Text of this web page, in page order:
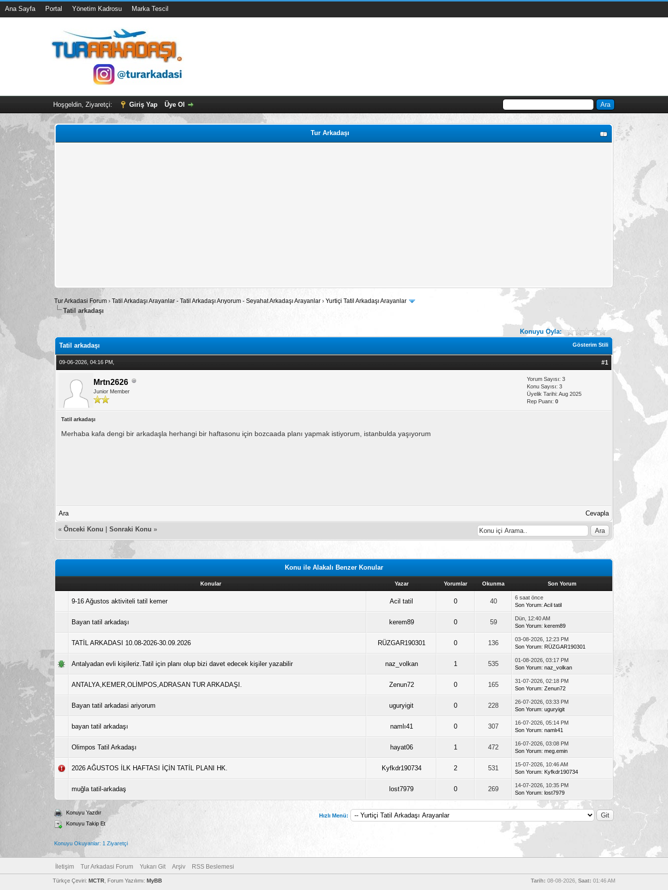
Ana Sayfa Portal Yönetim Kadrosu Marka Tescil
Hoşgeldin, Ziyaretçi: Giriş Yap Üye Ol
Tur Arkadaşı
Tur Arkadasi Forum ›Tatil Arkadaşı Arayanlar - Tatil Arkadaşı Arıyorum - Seyahat Arkadaşı Arayanlar›Yurtiçi Tatil Arkadaşı Arayanlar
Tatil arkadaşı
Konuyu Oyla:
Toplam: 0 Oy - Ortalama: 0
Gösterim Stili
Tatil arkadaşı
09-06-2026, 04:16 PM, #1
Mrtn2626
Junior Member
Yorum Sayısı: 3
Konu Sayısı: 3
Üyelik Tarihi: Aug 2025
Rep Puanı:0
Tatil arkadaşı
Merhaba kafa dengi bir arkadaşla herhangi bir haftasonu için bozcaada planı yapmak istiyorum, istanbulda yaşıyorum
Ara Cevapla
«Önceki Konu |Sonraki Konu »
Konu ile Alakalı Benzer Konular
Konular Yazar Yorumlar Okunma Son Yorum
9-16 Ağustos aktiviteli tatil kemer Acil tatil 0 40
6 saat önce
Son Yorum:Acil tatil
Bayan tatil arkadaşı kerem89 0 59
Dün, 12:40 AM
Son Yorum:kerem89
TATİL ARKADASI 10.08-2026-30.09.2026 RÜZGAR190301 0 136
03-08-2026, 12:23 PM
Son Yorum: RÜZGAR190301
Antalyadan evli kişileriz.Tatil için planı olup bizi davet edecek kişiler yazabilir naz_volkan 1 535
01-08-2026, 03:17 PM
Son Yorum:naz_volkan
ANTALYA,KEMER,OLİMPOS,ADRASAN TUR ARKADAŞI. Zenun72 0 165
31-07-2026, 02:18 PM
Son Yorum:Zenun72
Bayan tatil arkadasi ariyorum uguryigit 0 228
26-07-2026, 03:33 PM
Son Yorum:uguryigit
bayan tatil arkadaşı namlı41 0 307
16-07-2026, 05:14 PM
Son Yorum:namlı41
Olimpos Tatil Arkadaşı hayat06 1 472
16-07-2026, 03:08 PM
Son Yorum:meg.emin
2026 AĞUSTOS İLK HAFTASI İÇİN TATİL PLANI HK. Kyfkdr190734 2 531
15-07-2026, 10:46 AM
Son Yorum: Kyfkdr190734
muğla tatil-arkadaş lost7979 0 269
14-07-2026, 10:35 PM
Son Yorum:lost7979
Konuyu Yazdır
Konuyu Takip Et
Hızlı Menü:
Konuyu Okuyanlar: 1 Ziyaretçi
İletişim Tur Arkadasi Forum Yukarı Git Arşiv RSS Beslemesi
Tarih: 08-08-2026,Saat: 01:46 AM
Türkçe Çeviri: MCTR, Forum Yazılımı: MyBB